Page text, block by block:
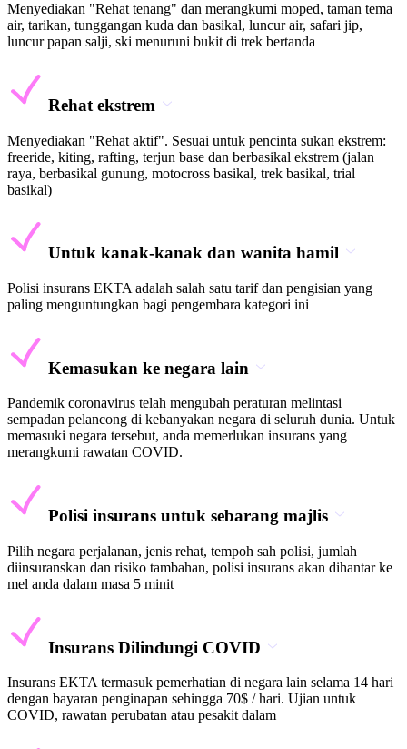
Menyediakan "Rehat tenang" dan merangkumi moped, taman tema
air, tarikan, tunggangan kuda dan basikal, luncur air, safari jip,
luncur papan salji, ski menuruni bukit di trek bertanda
Rehat ekstrem
Menyediakan "Rehat aktif". Sesuai untuk pencinta sukan ekstrem:
freeride, kiting, rafting, terjun base dan berbasikal ekstrem (jalan
raya, berbasikal gunung, motocross basikal, trek basikal, trial
basikal)
Untuk kanak-kanak dan wanita hamil
Polisi insurans EKTA adalah salah satu tarif dan pengisian yang
paling menguntungkan bagi pengembara kategori ini
Kemasukan ke negara lain
Pandemik coronavirus telah mengubah peraturan melintasi
sempadan pelancong di kebanyakan negara di seluruh dunia. Untuk
memasuki negara tersebut, anda memerlukan insurans yang
merangkumi rawatan COVID.
Polisi insurans untuk sebarang majlis
Pilih negara perjalanan, jenis rehat, tempoh sah polisi, jumlah
diinsuranskan dan risiko tambahan, polisi insurans akan dihantar ke
mel anda dalam masa 5 minit
Insurans Dilindungi COVID
Insurans EKTA termasuk pemerhatian di negara lain selama 14 hari
dengan bayaran penginapan sehingga 70$ / hari. Ujian untuk
COVID, rawatan perubatan atau pesakit dalam